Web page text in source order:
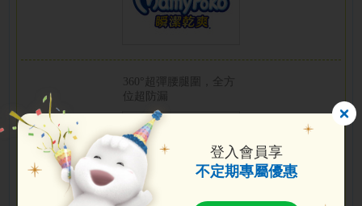
登入會員享
不定期專屬優惠
360°超彈腰腿圍，全方
位超防漏